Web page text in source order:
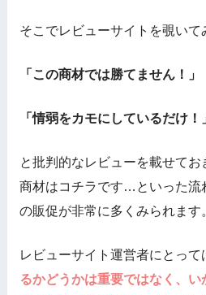
そこでレビューサイトを覗いて
「この商材では勝てません！」
「情弱をカモにしているだけ！
と批判的なレビューを載せて
商材はコチラです…といった流
の販促が非常に多くみられます
レビューサイト運営者にとって
るかどうかは重要ではなく、